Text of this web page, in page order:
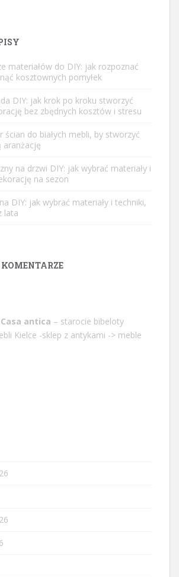
materiałów do DIY: jak rozpoznać
kosztownych pomyłek
DIY: jak krok po kroku stworzyć
bez zbędnych kosztów i stresu
ścian do białych mebli, by stworzyć
aranżację
na drzwi DIY: jak wybrać materiały i
na sezon
DIY: jak wybrać materiały i techniki,
lata
antica – starocie bibeloty
Kielce -sklep z antykami -> meble